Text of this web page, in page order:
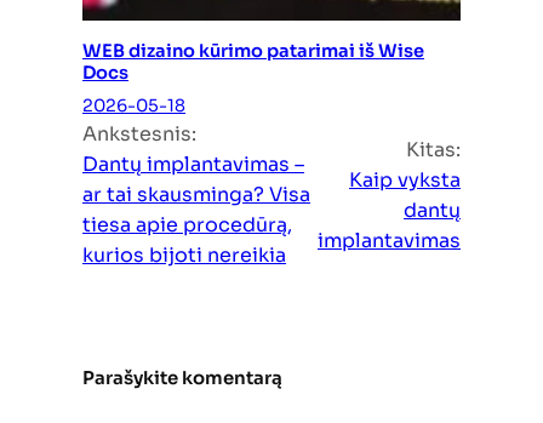
WEB dizaino kūrimo patarimai iš Wise
Docs
2026-05-18
Ankstesnis:
Dantų implantavimas –
ar tai skausminga? Visa
tiesa apie procedūrą,
kurios bijoti nereikia
Kitas:
Kaip vyksta
dantų
implantavimas
Parašykite komentarą